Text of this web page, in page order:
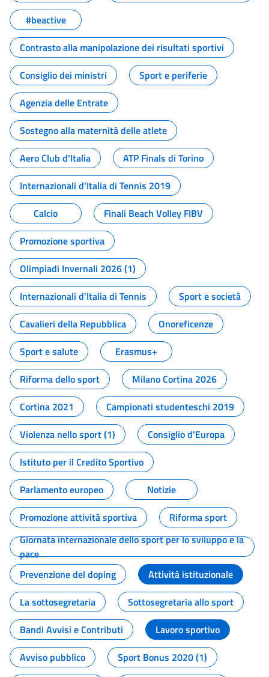
#beactive
Contrasto alla manipolazione dei risultati sportivi
Consiglio dei ministri
Sport e periferie
Agenzia delle Entrate
Sostegno alla maternità delle atlete
Aero Club d'Italia
ATP Finals di Torino
Internazionali d'Italia di Tennis 2019
Calcio
Finali Beach Volley FIBV
Promozione sportiva
Olimpiadi Invernali 2026 (1)
Internazionali d'Italia di Tennis
Sport e società
Cavalieri della Repubblica
Onoreficenze
Sport e salute
Erasmus+
Riforma dello sport
Milano Cortina 2026
Cortina 2021
Campionati studenteschi 2019
Violenza nello sport (1)
Consiglio d'Europa
Istituto per il Credito Sportivo
Parlamento europeo
Notizie
Promozione attività sportiva
Riforma sport
Giornata internazionale dello sport per lo sviluppo e la
pace
Prevenzione del doping
Attività istituzionale
La sottosegretaria
Sottosegretaria allo sport
Bandi Avvisi e Contributi
Lavoro sportivo
Avviso pubblico
Sport Bonus 2020 (1)